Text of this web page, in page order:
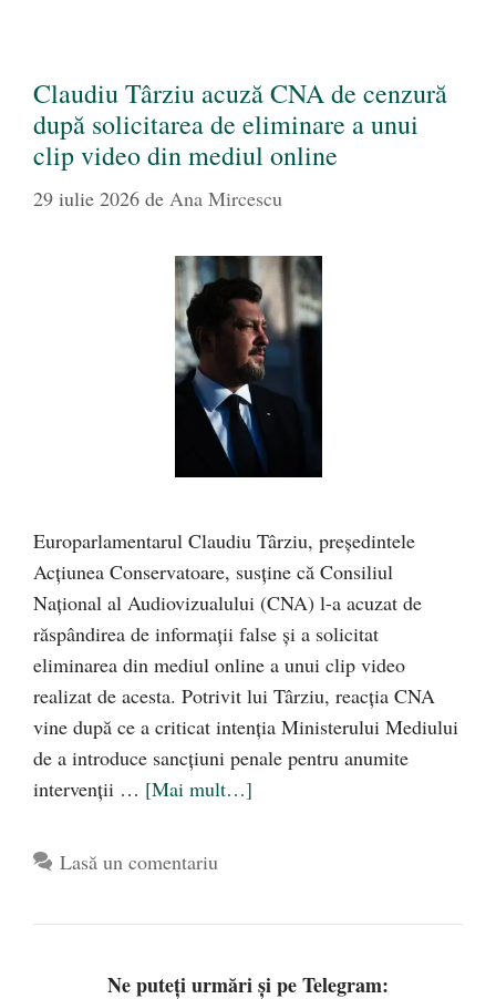
Claudiu Târziu acuză CNA de cenzură
după solicitarea de eliminare a unui
clip video din mediul online
29 iulie 2026 de Ana Mircescu
Europarlamentarul Claudiu Târziu, președintele
Acțiunea Conservatoare, susține că Consiliul
Național al Audiovizualului (CNA) l-a acuzat de
răspândirea de informații false și a solicitat
eliminarea din mediul online a unui clip video
realizat de acesta. Potrivit lui Târziu, reacția CNA
vine după ce a criticat intenția Ministerului Mediului
de a introduce sancțiuni penale pentru anumite
intervenții … [Mai mult…]
Lasă un comentariu
Ne puteți urmări și pe Telegram: